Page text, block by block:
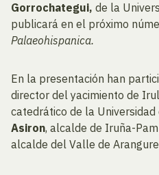
Gorrochategui, de la
publicará en el próximo
Palaeohispanica.
En la presentación han
director del yacimiento de
catedrático de la Universidad
Asiron, alcalde de Iruña-
alcalde del Valle de